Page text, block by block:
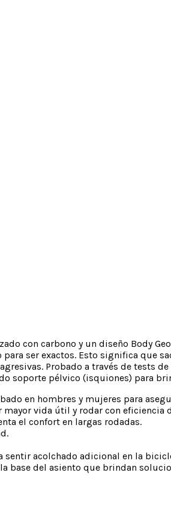
con carbono y un diseño Body
ser exactos. Esto significa
Probado a través de tests
soporte pélvico (isquiones) para
en hombres y mujeres para
vida útil y rodar con eficiencia
el confort en largas rodadas.
sentir acolchado adicional en la
base del asiento que brindan